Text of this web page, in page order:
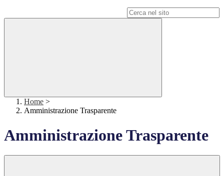
Home >
Amministrazione Trasparente
Amministrazione Trasparente